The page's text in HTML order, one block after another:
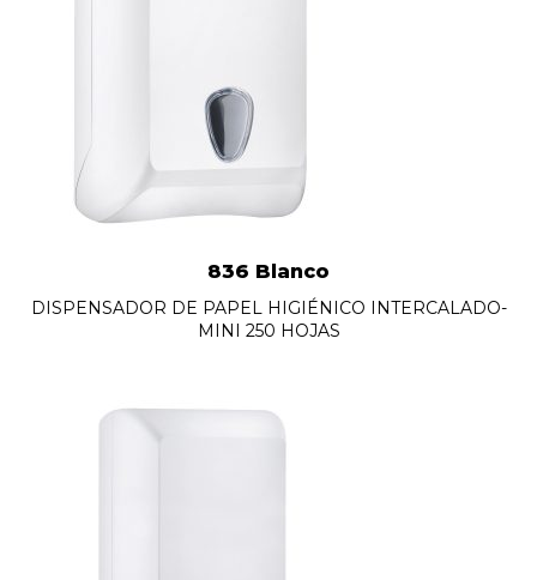
836 Blanco
DISPENSADOR DE PAPEL HIGIÉNICO INTERCALADO-
MINI 250 HOJAS